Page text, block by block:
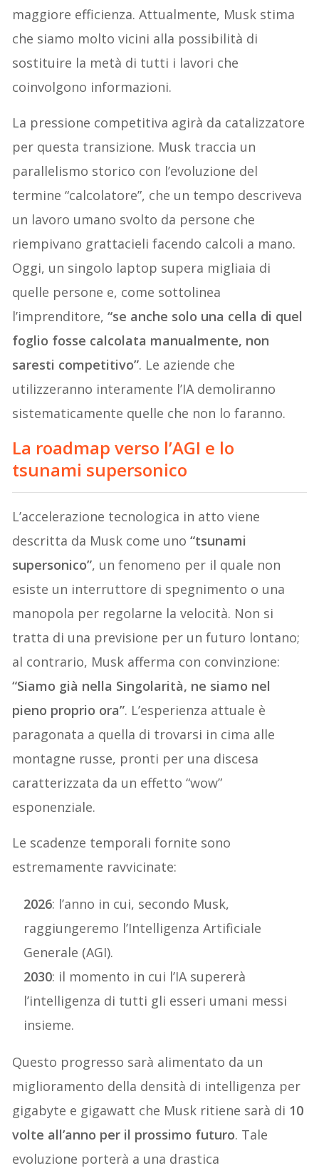
maggiore efficienza. Attualmente, Musk stima
che siamo molto vicini alla possibilità di
sostituire la metà di tutti i lavori che
coinvolgono informazioni.
La pressione competitiva agirà da catalizzatore
per questa transizione. Musk traccia un
parallelismo storico con l’evoluzione del
termine “calcolatore”, che un tempo descriveva
un lavoro umano svolto da persone che
riempivano grattacieli facendo calcoli a mano.
Oggi, un singolo laptop supera migliaia di
quelle persone e, come sottolinea
l’imprenditore,“se anche solo una cella di quel
foglio fosse calcolata manualmente, non
saresti competitivo”. Le aziende che
utilizzeranno interamente l’IA demoliranno
sistematicamente quelle che non lo faranno.
La roadmap verso l’AGI e lo
tsunami supersonico
L’accelerazione tecnologica in atto viene
descritta da Musk come uno“tsunami
supersonico”, un fenomeno per il quale non
esiste un interruttore di spegnimento o una
manopola per regolarne la velocità. Non si
tratta di una previsione per un futuro lontano;
al contrario, Musk afferma con convinzione:
“Siamo già nella Singolarità, ne siamo nel
pieno proprio ora”. L’esperienza attuale è
paragonata a quella di trovarsi in cima alle
montagne russe, pronti per una discesa
caratterizzata da un effetto “wow”
esponenziale.
Le scadenze temporali fornite sono
estremamente ravvicinate:
2026: l’anno in cui, secondo Musk,
raggiungeremo l’Intelligenza Artificiale
Generale (AGI).
2030: il momento in cui l’IA supererà
l’intelligenza di tutti gli esseri umani messi
insieme.
Questo progresso sarà alimentato da un
miglioramento della densità di intelligenza per
gigabyte e gigawatt che Musk ritiene sarà di 10
volte all’anno per il prossimo futuro. Tale
evoluzione porterà a una drastica